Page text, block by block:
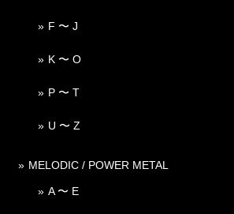
F 〜 J
K 〜 O
P 〜 T
U 〜 Z
MELODIC / POWER METAL
A 〜 E